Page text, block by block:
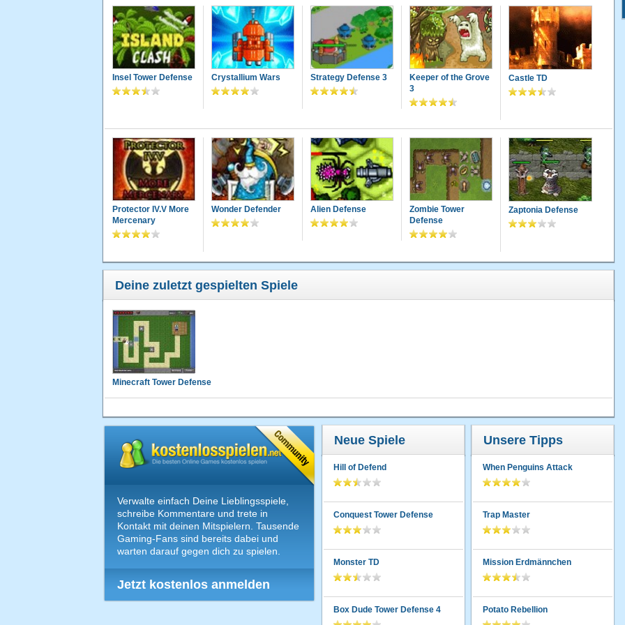
Insel Tower Defense Crystallium Wars Strategy Defense 3
Keeper of the Grove
3
Castle TD
Protector IV.V More
Mercenary
Wonder Defender Alien Defense
Zombie Tower
Defense
Zaptonia Defense
Deine zuletzt gespielten Spiele
Minecraft Tower Defense
Verwalte einfach Deine Lieblingsspiele,
schreibe Kommentare und trete in
Kontakt mit deinen Mitspielern. Tausende
Gaming-Fans sind bereits dabei und
warten darauf gegen dich zu spielen.
Jetzt kostenlos anmelden
Neue Spiele
Hill of Defend
Conquest Tower Defense
Monster TD
Box Dude Tower Defense 4
Unsere Tipps
When Penguins Attack
Trap Master
Mission Erdmännchen
Potato Rebellion